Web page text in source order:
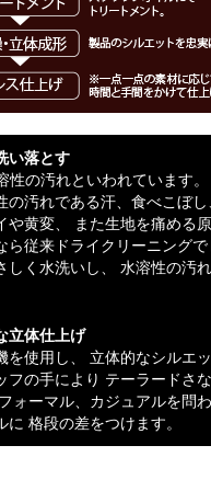
い落とす
性の汚れといわれています
の汚れである汗、食べこぼ
黄変、 また生地を痛める原
ら従来ドライクリーニング
しく水洗いし、 水溶性の汚
立体仕上げ
を使用し、 立体的なシルエ
フの手により テーラードさ
ォーマル、カジュアルを問
格段の差をつけます。